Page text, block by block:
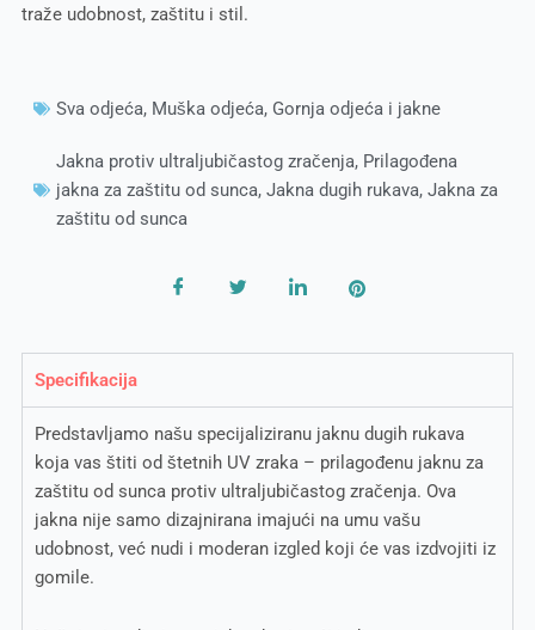
traže udobnost, zaštitu i stil.
Sva odjeća, Muška odjeća, Gornja odjeća i jakne
Jakna protiv ultraljubičastog zračenja, Prilagođena
jakna za zaštitu od sunca, Jakna dugih rukava, Jakna za
zaštitu od sunca
Specifikacija
Predstavljamo našu specijaliziranu jaknu dugih rukava
koja vas štiti od štetnih UV zraka – prilagođenu jaknu za
zaštitu od sunca protiv ultraljubičastog zračenja. Ova
jakna nije samo dizajnirana imajući na umu vašu
udobnost, već nudi i moderan izgled koji će vas izdvojiti iz
gomile.